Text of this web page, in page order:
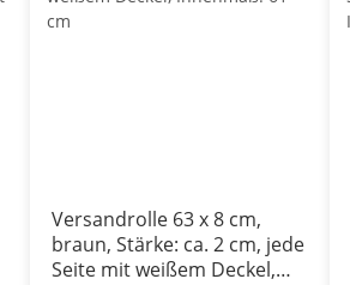
Versandrolle 63 x 8 cm,
braun, Stärke: ca. 2 cm, jede
Seite mit weißem Deckel,